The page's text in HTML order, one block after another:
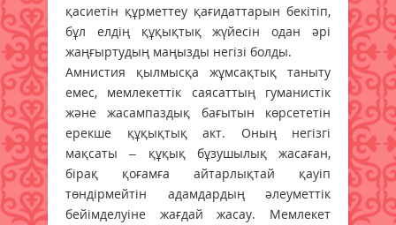
қасиетін құрметтеу қағидаттарын бекітіп,
бұл елдің құқықтық жүйесін одан әрі
жаңғыртудың маңызды негізі болды.
Амнистия қылмысқа жұмсақтық таныту
емес, мемлекеттік саясаттың гуманистік
және жасампаздық бағытын көрсететін
ерекше құқықтық акт. Оның негізгі
мақсаты – құқық бұзушылық жасаған,
бірақ қоғамға айтарлықтай қауіп
төндірмейтін адамдардың әлеуметтік
бейімделуіне жағдай жасау. Мемлекет